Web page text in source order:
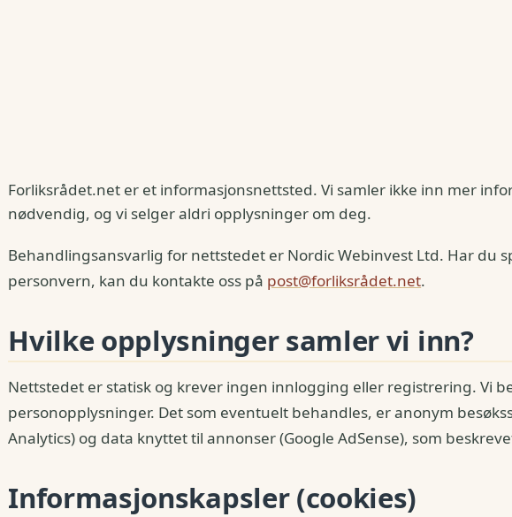
Forliksrådet.net er et informasjonsnettsted. Vi samler ikke inn mer
nødvendig, og vi selger aldri opplysninger om deg.
Behandlingsansvarlig for nettstedet er Nordic Webinvest Ltd. Har du
personvern, kan du kontakte oss på post@forliksrådet.net.
Hvilke opplysninger samler vi inn?
Nettstedet er statisk og krever ingen innlogging eller registrering. Vi
personopplysninger. Det som eventuelt behandles, er anonym
Analytics) og data knyttet til annonser (Google AdSense), som
Informasjonskapsler (cookies)